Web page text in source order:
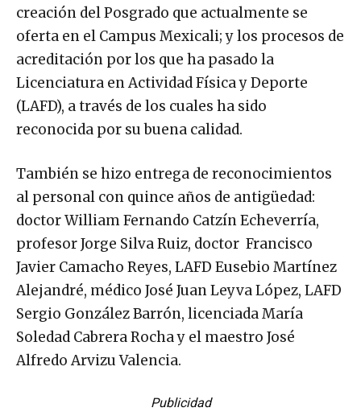
creación del Posgrado que actualmente se
oferta en el Campus Mexicali; y los procesos de
acreditación por los que ha pasado la
Licenciatura en Actividad Física y Deporte
(LAFD), a través de los cuales ha sido
reconocida por su buena calidad.
También se hizo entrega de reconocimientos
al personal con quince años de antigüedad:
doctor William Fernando Catzín Echeverría,
profesor Jorge Silva Ruiz, doctor Francisco
Javier Camacho Reyes, LAFD Eusebio Martínez
Alejandré, médico José Juan Leyva López, LAFD
Sergio González Barrón, licenciada María
Soledad Cabrera Rocha y el maestro José
Alfredo Arvizu Valencia.
Publicidad